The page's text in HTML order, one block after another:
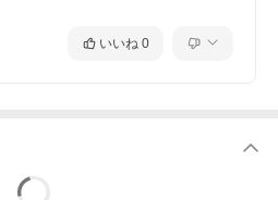
いいね 0